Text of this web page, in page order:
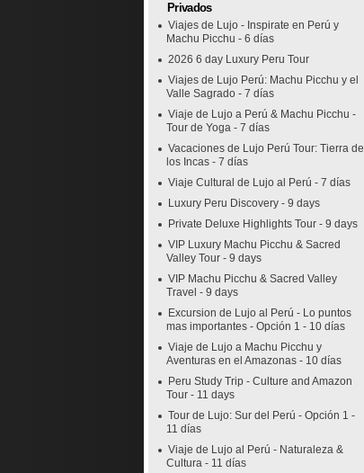
Privados
Viajes de Lujo - Inspirate en Perú y
Machu Picchu - 6 días
2026 6 day Luxury Peru Tour
Viajes de Lujo Perú: Machu Picchu y el
Valle Sagrado - 7 días
Viaje de Lujo a Perú & Machu Picchu -
Tour de Yoga - 7 días
Vacaciones de Lujo Perú Tour: Tierra de
los Incas - 7 días
Viaje Cultural de Lujo al Perú - 7 días
Luxury Peru Discovery - 9 days
Private Deluxe Highlights Tour - 9 days
VIP Luxury Machu Picchu & Sacred
Valley Tour - 9 days
VIP Machu Picchu & Sacred Valley
Travel - 9 days
Excursion de Lujo al Perú - Lo puntos
mas importantes - Opción 1 - 10 días
Viaje de Lujo a Machu Picchu y
Aventuras en el Amazonas - 10 días
Peru Study Trip - Culture and Amazon
Tour - 11 days
Tour de Lujo: Sur del Perú - Opción 1 -
11 días
Viaje de Lujo al Perú - Naturaleza &
Cultura - 11 días